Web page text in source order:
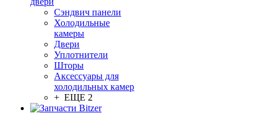
Сэндвич панели
Холодильные
камеры
Двери
Уплотнители
Шторы
Аксессуары для
холодильных камер
+ ЕЩЕ 2